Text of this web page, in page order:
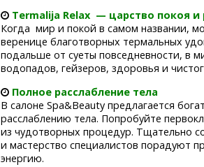
Termalija Relax — царство покоя и
Когда мир и покой в самом названии,
веренице благотворных термальных
подальше от суеты повседневности, в
водопадов, гейзеров, здоровья и
Полное расслабление тела
В салоне Spa&Beauty предлагается
расслаблению тела. Попробуйте
из чудотворных процедур. Тщательно
и мастерство специалистов порадуют
энергию.